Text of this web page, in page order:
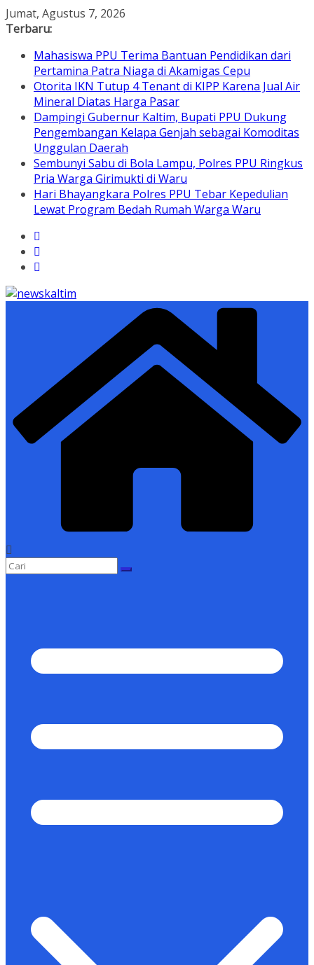
Skip
to
Jumat, Agustus 7, 2026
Terbaru:
Mahasiswa PPU Terima Bantuan Pendidikan dari
Pertamina Patra Niaga di Akamigas Cepu
Otorita IKN Tutup 4 Tenant di KIPP Karena Jual Air
Mineral Diatas Harga Pasar
Dampingi Gubernur Kaltim, Bupati PPU Dukung
Pengembangan Kelapa Genjah sebagai Komoditas
Unggulan Daerah
Sembunyi Sabu di Bola Lampu, Polres PPU Ringkus
Pria Warga Girimukti di Waru
Hari Bhayangkara Polres PPU Tebar Kepedulian
Lewat Program Bedah Rumah Warga Waru